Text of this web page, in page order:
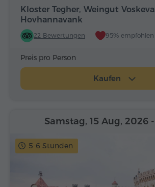
Kloster Tegher, Weingut
Hovhannavank
22 Bewertungen 95% empfohlen
Preis pro Person
Kaufen
5-6 Stunden
Samstag, 15 Aug, 2026